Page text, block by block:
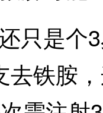
是个3
去铁胺